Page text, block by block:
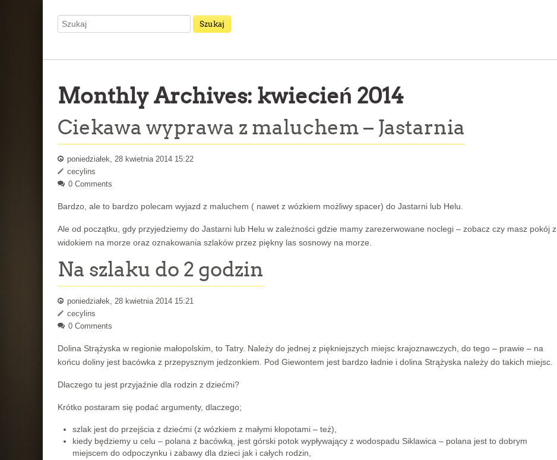
Monthly Archives: kwiecień 2014
Ciekawa wyprawa z maluchem – Jastarnia
poniedziałek, 28 kwietnia 2014 15:22
cecylins
0 Comments
Bardzo, ale to bardzo polecam wyjazd z maluchem ( nawet z wózkiem możliwy spacer) do Jastarni lub Helu.
Ale od początku, gdy przyjedziemy do Jastarni lub Helu w zależności gdzie mamy zarezerwowane noclegi – zobacz czy masz pokój z
widokiem na morze oraz oznakowania szlaków przez piękny las sosnowy na morze.
Na szlaku do 2 godzin
poniedziałek, 28 kwietnia 2014 15:21
cecylins
0 Comments
Dolina Strążyska w regionie małopolskim, to Tatry. Należy do jednej z piękniejszych miejsc krajoznawczych, do tego – prawie – na
końcu doliny jest bacówka z przepysznym jedzonkiem. Pod Giewontem jest bardzo ładnie i dolina Strążyska należy do takich miejsc.
Dlaczego tu jest przyjaźnie dla rodzin z dziećmi?
Krótko postaram się podać argumenty, dlaczego;
szlak jest do przejścia z dziećmi (z wózkiem z małymi kłopotami – też),
kiedy będziemy u celu – polana z bacówką, jest górski potok wypływający z wodospadu Siklawica – polana jest to dobrym
miejscem do odpoczynku i zabawy dla dzieci jak i całych rodzin,